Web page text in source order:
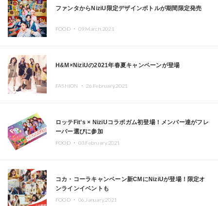
ファンタからNiziU限定デザインボトルが期間限定発売
FOOD ・ 09.March.2021
H&M×NiziUの2021年春夏キャンペーンが登場
FASHION ・ 26.February.2021
ロッテFit’s × NiziUコラボガム初登場！メンバー達がフレ
ーバー選びに参加
FOOD ・ 03.February.2021
コカ・コーラキャンペーン新CMにNiziUが登場！限定オ
ンラインイベントも
FOOD ・ 06.January.2021